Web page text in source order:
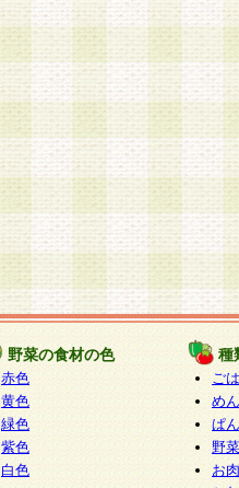
野菜の食材の色
赤色
黄色
緑色
紫色
白色
種
ご
めん
ぱん
野
お